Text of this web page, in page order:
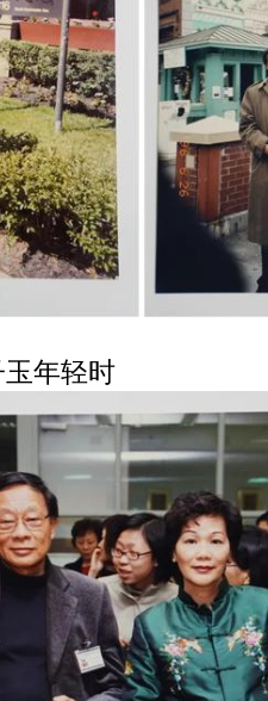
年轻时